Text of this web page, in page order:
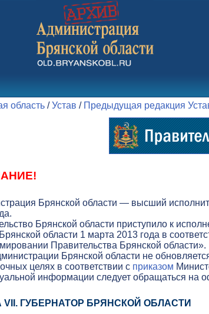
область /Устав / Предыдущая редакция
Брянской области — высший
Брянской области приступило к
области 1 марта 2013 года в
Правительства Брянской области».
Брянской области не
целях в соответствии с приказом
информации следует обращаться на
VII. ГУБЕРНАТОР БРЯНСКОЙ ОБЛАСТИ